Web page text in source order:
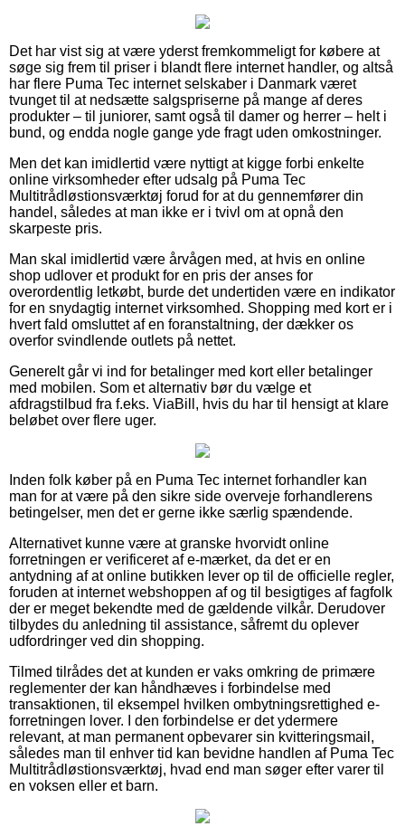
Det har vist sig at være yderst fremkommeligt for købere at
søge sig frem til priser i blandt flere internet handler, og altså
har flere Puma Tec internet selskaber i Danmark været
tvunget til at nedsætte salgspriserne på mange af deres
produkter – til juniorer, samt også til damer og herrer – helt i
bund, og endda nogle gange yde fragt uden omkostninger.
Men det kan imidlertid være nyttigt at kigge forbi enkelte
online virksomheder efter udsalg på Puma Tec
Multitrådløstionsværktøj forud for at du gennemfører din
handel, således at man ikke er i tvivl om at opnå den
skarpeste pris.
Man skal imidlertid være årvågen med, at hvis en online
shop udlover et produkt for en pris der anses for
overordentlig letkøbt, burde det undertiden være en indikator
for en snydagtig internet virksomhed. Shopping med kort er i
hvert fald omsluttet af en foranstaltning, der dækker os
overfor svindlende outlets på nettet.
Generelt går vi ind for betalinger med kort eller betalinger
med mobilen. Som et alternativ bør du vælge et
afdragstilbud fra f.eks. ViaBill, hvis du har til hensigt at klare
beløbet over flere uger.
Inden folk køber på en Puma Tec internet forhandler kan
man for at være på den sikre side overveje forhandlerens
betingelser, men det er gerne ikke særlig spændende.
Alternativet kunne være at granske hvorvidt online
forretningen er verificeret af e-mærket, da det er en
antydning af at online butikken lever op til de officielle regler,
foruden at internet webshoppen af og til besigtiges af fagfolk
der er meget bekendte med de gældende vilkår. Derudover
tilbydes du anledning til assistance, såfremt du oplever
udfordringer ved din shopping.
Tilmed tilrådes det at kunden er vaks omkring de primære
reglementer der kan håndhæves i forbindelse med
transaktionen, til eksempel hvilken ombytningsrettighed e-
forretningen lover. I den forbindelse er det ydermere
relevant, at man permanent opbevarer sin kvitteringsmail,
således man til enhver tid kan bevidne handlen af Puma Tec
Multitrådløstionsværktøj, hvad end man søger efter varer til
en voksen eller et barn.